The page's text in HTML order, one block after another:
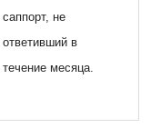
саппорт, не
ответивший в
течение месяца.